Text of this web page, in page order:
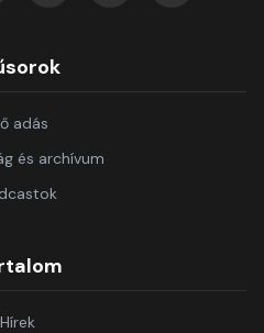
adás
és archívum
Hírek